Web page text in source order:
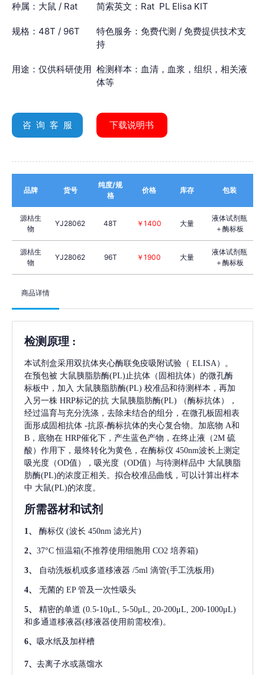
种属：大鼠 / Rat 简索英文：Rat PL Elisa KIT
规格：48T / 96T
特色服务：免费代测 / 免费提供技术支
持
用途：仅供科研使用 检测样本：血清，血浆，组织，相关液
体等
咨 询 客 服 下载说明书
品牌 货号
纯度/规
格
价格 库存 包装
源桔生
物
YJ28062 48T ￥1400 大量
液体试剂瓶
＋酶标板
源桔生
物
YJ28062 96T ￥1900 大量
液体试剂瓶
＋酶标板
商品详情
检测原理 :
本试剂盒采用双抗体夹心酶联免疫吸附试验（ ELISA）。
在预包被 大鼠胰脂肪酶(PL) 止抗体（固相抗体）的微孔酶
标板中，加入 大鼠胰脂肪酶(PL) 校准品和待测样本，再加
入另一株 HRP标记的抗 大鼠胰脂肪酶(PL)
（酶标抗体），
经过温育与充分洗涤，去除未结合的组分，在微孔板固相表
面形成固相抗体 -抗原-酶标抗体的夹心复合物。加底物 A和
B，底物在 HRP催化下，产生蓝色产物，在终止液（2M 硫
酸）作用下，最终转化为黄色，在酶标仪 450nm波长上测定
吸光度（OD值），吸光度（OD值）与待测样品中 大鼠胰脂
肪酶(PL)的浓度正相关。拟合校准品曲线，可以计算出样本
中 大鼠(PL)的浓度。
所需器材和试剂
1、 酶标仪 (波长 450nm 滤光片)
2、 37°C 恒温箱(不推荐使用细胞用 CO2 培养箱)
3、 自动洗板机或多道移液器 /5ml 滴管(手工洗板用)
4、 无菌的 EP 管及一次性吸头
5、 精密的单道 (0.5-10μL, 5-50μL, 20-200μL, 200-1000μL)
和多通道移液器(移液器使用前需校准)。
6、 吸水纸及加样槽
7、 去离子水或蒸馏水